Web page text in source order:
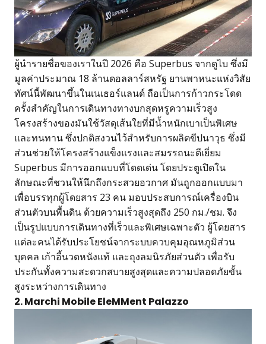
ผู้นำรายชื่อของเราในปี 2026 คือ Superbus จากดูไบ ซึ่งมี
มูลค่าประมาณ 18 ล้านดอลลาร์สหรัฐ ยานพาหนะแห่งวิสัย
ทัศน์นี้พัฒนาขึ้นในเนเธอร์แลนด์ ถือเป็นการก้าวกระโดด
ครั้งสำคัญในการเดินทางทางบกสุดหรูความเร็วสูง
โครงสร้างของมันใช้วัสดุเส้นใยที่มีน้ำหนักเบาเป็นพิเศษ
และทนทาน ซึ่งปกติสงวนไว้สำหรับการผลิตขีปนาวุธ ซึ่งมี
ส่วนช่วยให้โครงสร้างแข็งแรงและสมรรถนะดีเยี่ยม
Superbus มีการออกแบบที่โดดเด่น โดยประตูเปิดใน
ลักษณะที่ชวนให้นึกถึงกระสวยอวกาศ มันถูกออกแบบมา
เพื่อบรรทุกผู้โดยสาร 23 คน มอบประสบการณ์เครื่องบิน
ส่วนตัวบนพื้นดิน ด้วยความเร็วสูงสุดถึง 250 กม./ชม. จึง
เป็นรูปแบบการเดินทางที่เร็วและพิเศษเฉพาะตัว ผู้โดยสาร
แต่ละคนได้รับประโยชน์จากระบบควบคุมอุณหภูมิส่วน
บุคคล เก้าอี้นวดหนังแท้ และถุงลมนิรภัยส่วนตัว เพื่อรับ
ประกันทั้งความสะดวกสบายสูงสุดและความปลอดภัยขั้น
สูงระหว่างการเดินทาง
2. Marchi Mobile EleMMent Palazzo